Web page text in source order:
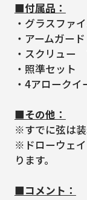
■付属品：
・グラスファ
・アームガード
・スクリュ
・照準セット
・4アロークイ
■その他：
※すでに弦は装
※ドローウェ
ります。
■コメント：